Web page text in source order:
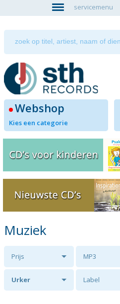
servicemenu
Webshop
Kies een categorie
Muziek
Prijs MP3
Urker Label